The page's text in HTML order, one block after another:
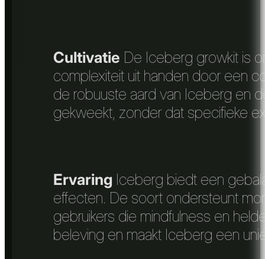
Cultivatie De Iceberg growkit is
complexiteit uit handen door een
de robuuste aard van Iceberg en
gekweekt, zonder dat specifieke
Ervaring Iceberg biedt een
effecten. De soort ondersteunt
gebruikers die mindfulness en
beleving en maakt Iceberg een